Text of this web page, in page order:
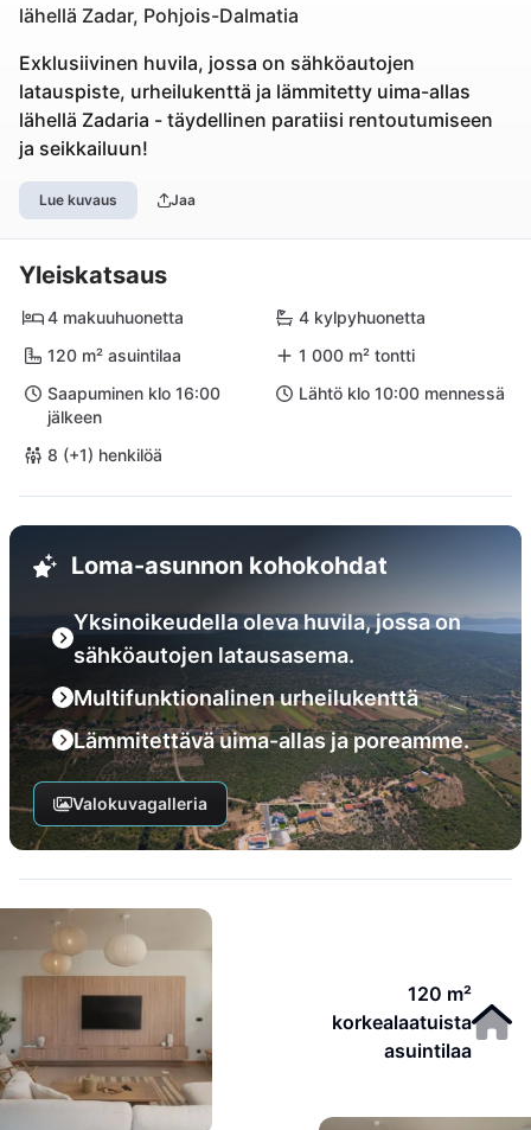
lähellä Zadar, Pohjois-Dalmatia
Exklusiivinen huvila, jossa on sähköautojen
latauspiste, urheilukenttä ja lämmitetty uima-allas
lähellä Zadaria - täydellinen paratiisi rentoutumiseen
ja seikkailuun!
Lue kuvaus Jaa
Yleiskatsaus
4 makuuhuonetta
4 kylpyhuonetta
120 m² asuintilaa
1 000 m² tontti
Saapuminen klo 16:00
jälkeen
Lähtö klo 10:00 mennessä
8 (+1) henkilöä
Loma-asunnon kohokohdat
Yksinoikeudella oleva huvila, jossa on
sähköautojen latausasema.
Multifunktionalinen urheilukenttä
Lämmitettävä uima-allas ja poreamme.
Valokuvagalleria
120 m²
korkealaatuista
asuintilaa